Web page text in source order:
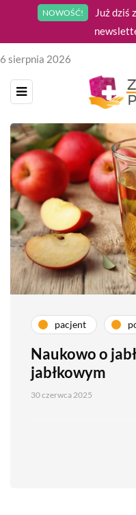
NOWOŚĆ!
Już dziś
6 sierpnia 2026
pacjent
Naukowo o
jabłkowym
30 czerwca 2025